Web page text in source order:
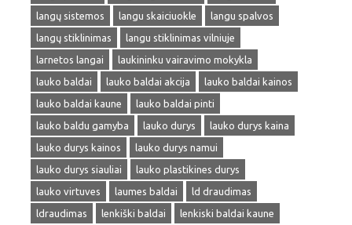
langų sistemos
langu skaiciuokle
langu spalvos
langų stiklinimas
langu stiklinimas vilniuje
larnetos langai
laukininku vairavimo mokykla
lauko baldai
lauko baldai akcija
lauko baldai kainos
lauko baldai kaune
lauko baldai pinti
lauko baldu gamyba
lauko durys
lauko durys kaina
lauko durys kainos
lauko durys namui
lauko durys siauliai
lauko plastikines durys
lauko virtuves
laumes baldai
ld draudimas
ldraudimas
lenkiški baldai
lenkiski baldai kaune